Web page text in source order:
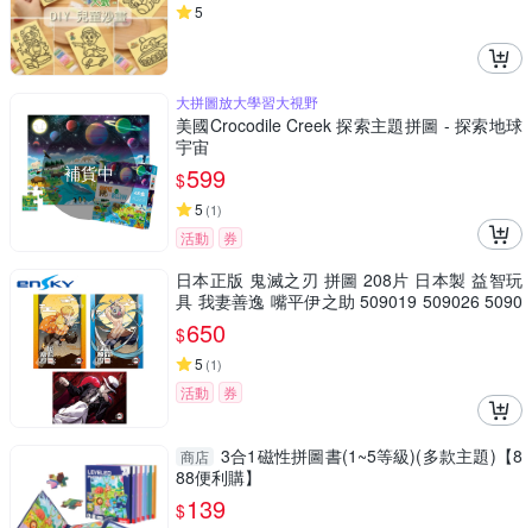
5
補貨中
大拼圖放大學習大視野
美國Crocodile Creek 探索主題拼圖 - 探索地球
宇宙
$599
5 (1)
活動 券
日本正版 鬼滅之刃 拼圖 208片 日本製 益智玩
具 我妻善逸 嘴平伊之助 509019 509026 5090
33
$650
5 (1)
活動 券
商店 3合1磁性拼圖書(1~5等級)(多款主題)【8
88便利購】
$139